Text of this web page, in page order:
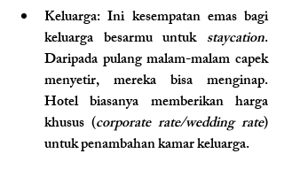
Keluarga: Ini kesempatan emas bagi
keluarga besarmu untuk staycation.
Daripada pulang malam-malam capek
menyetir, mereka bisa menginap.
Hotel biasanya memberikan harga
khusus (corporate rate/wedding rate)
untuk penambahan kamar keluarga.